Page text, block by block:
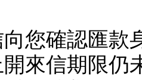
您確認匯款
來信期限仍